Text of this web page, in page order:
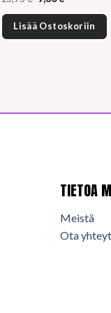
hinta
oli:
15,95 €.
on:
9,80 €.
Lisää Ostoskoriin
TIETOA
Meistä
Ota